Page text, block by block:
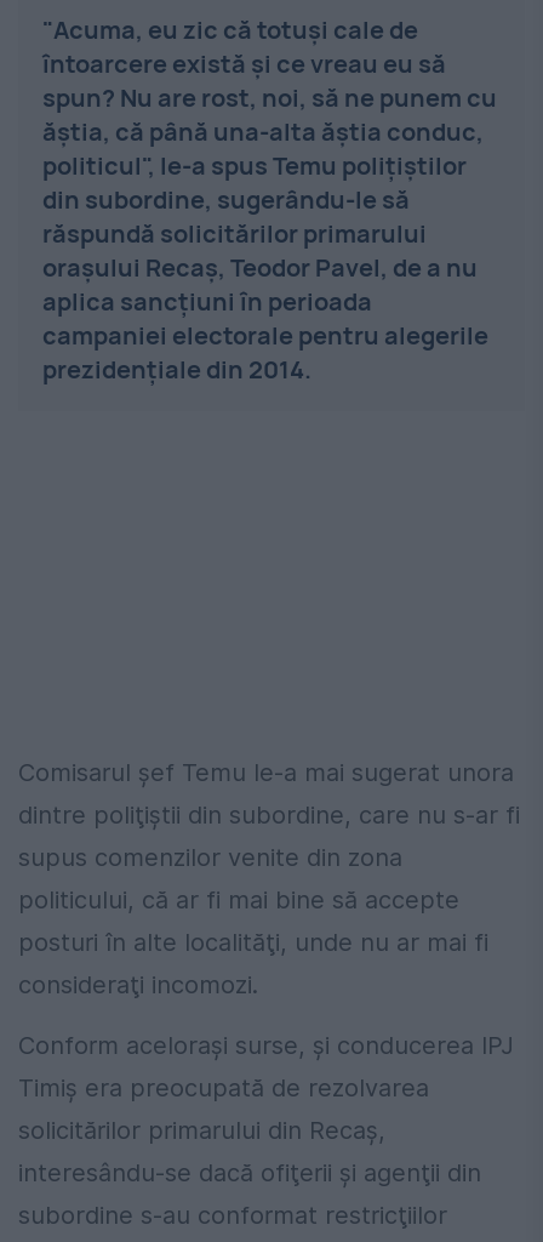
"Acuma, eu zic că totuşi cale de
întoarcere există şi ce vreau eu să
spun? Nu are rost, noi, să ne punem cu
ăştia, că până una-alta ăştia conduc,
politicul", le-a spus Temu poliţiştilor
din subordine, sugerându-le să
răspundă solicitărilor primarului
oraşului Recaş, Teodor Pavel, de a nu
aplica sancţiuni în perioada
campaniei electorale pentru alegerile
prezidenţiale din 2014.
Comisarul şef Temu le-a mai sugerat unora
dintre poliţiştii din subordine, care nu s-ar fi
supus comenzilor venite din zona
politicului, că ar fi mai bine să accepte
posturi în alte localităţi, unde nu ar mai fi
consideraţi incomozi.
Conform aceloraşi surse, şi conducerea IPJ
Timiş era preocupată de rezolvarea
solicitărilor primarului din Recaş,
interesându-se dacă ofiţerii şi agenţii din
subordine s-au conformat restricţiilor